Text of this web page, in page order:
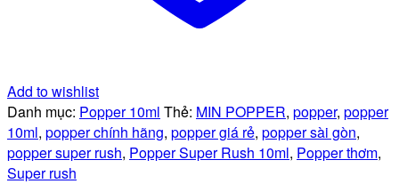
Add to wishlist
Danh mục: Popper 10ml Thẻ: MIN POPPER, popper, popper
10ml, popper chính hãng, popper giá rẻ, popper sài gòn,
popper super rush, Popper Super Rush 10ml, Popper thơm,
Super rush